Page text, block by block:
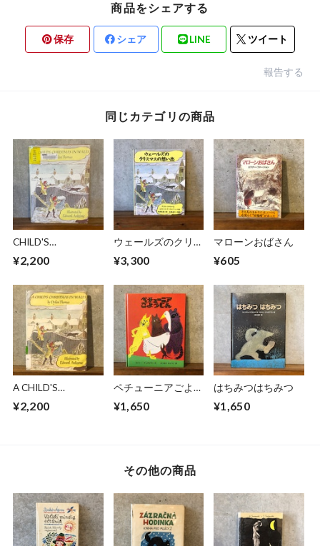
商品をシェアする
保存 シェア LINE ツイート
報告する
同じカテゴリの商品
CHILD'S
WALES
¥2,200
ウェールズのクリス
¥3,300
マローンおばさん
¥605
A CHILD'S
WALES
¥2,200
ペチューニアごよう
¥1,650
はちみつはちみつ
¥1,650
その他の商品